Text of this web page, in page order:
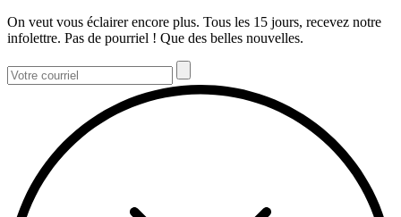
On veut vous éclairer encore plus. Tous les 15 jours, recevez notre
infolettre. Pas de pourriel ! Que des belles nouvelles.